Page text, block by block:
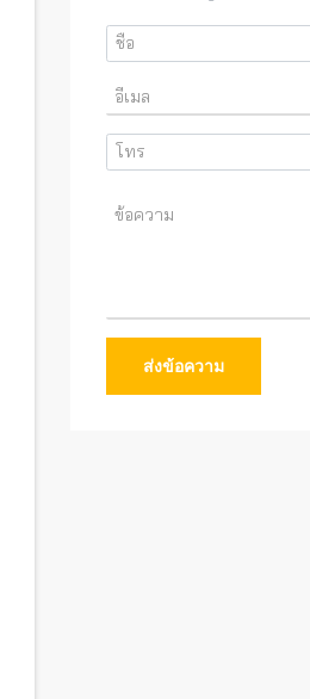
ส่งข้อความ